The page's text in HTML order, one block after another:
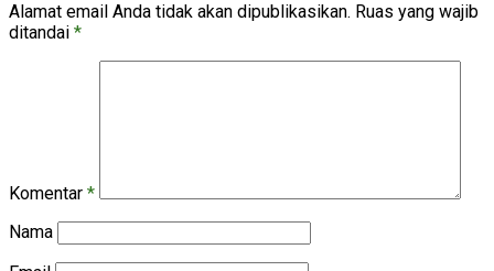
Alamat email Anda tidak akan dipublikasikan. Ruas yang wajib
ditandai *
Komentar *
Nama